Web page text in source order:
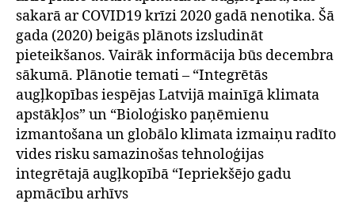
sakarā ar COVID19 krīzi 2020 gadā nenotika. Šā
gada (2020) beigās plānots izsludināt
pieteikšanos. Vairāk informācija būs decembra
sākumā. Plānotie temati – “Integrētās
augļkopības iespējas Latvijā mainīgā klimata
apstākļos” un “Bioloģisko paņēmienu
izmantošana un globālo klimata izmaiņu radīto
vides risku samazinošas tehnoloģijas
integrētajā augļkopībā “Iepriekšējo gadu
apmācību arhīvs